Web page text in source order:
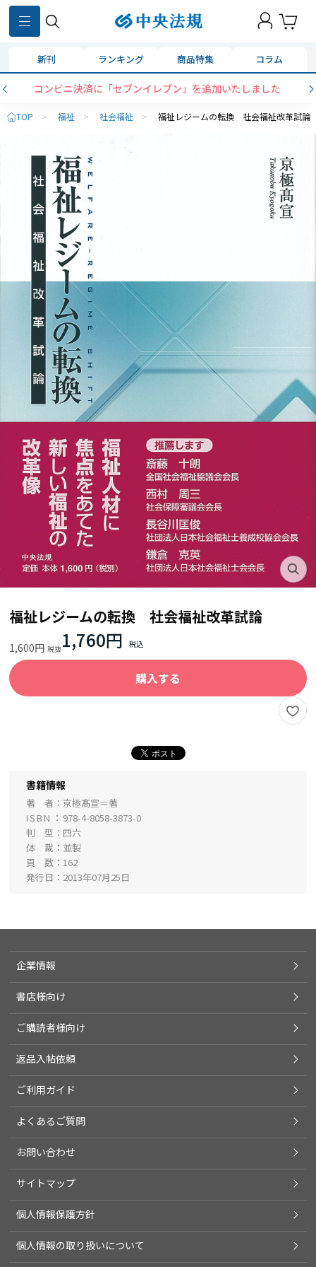
新刊 ランキング 商品特集 コラム
コンビニ決済に「セブンイレブン」を追加いたしました
TOP > 福祉 > 社会福祉 > 福祉レジームの転換 社会福祉改革試論
福祉レジームの転換 社会福祉改革試論
1,600円 1,760円
購入する
書籍情報
著 者
京極髙宣＝著
ISBN
978-4-8058-3873-0
判 型
四六
体 裁
並製
頁 数
162
発行日
2013年07月25日
企業情報
書店様向け
ご購読者様向け
返品入帖依頼
ご利用ガイド
よくあるご質問
お問い合わせ
サイトマップ
個人情報保護方針
個人情報の取り扱いについて